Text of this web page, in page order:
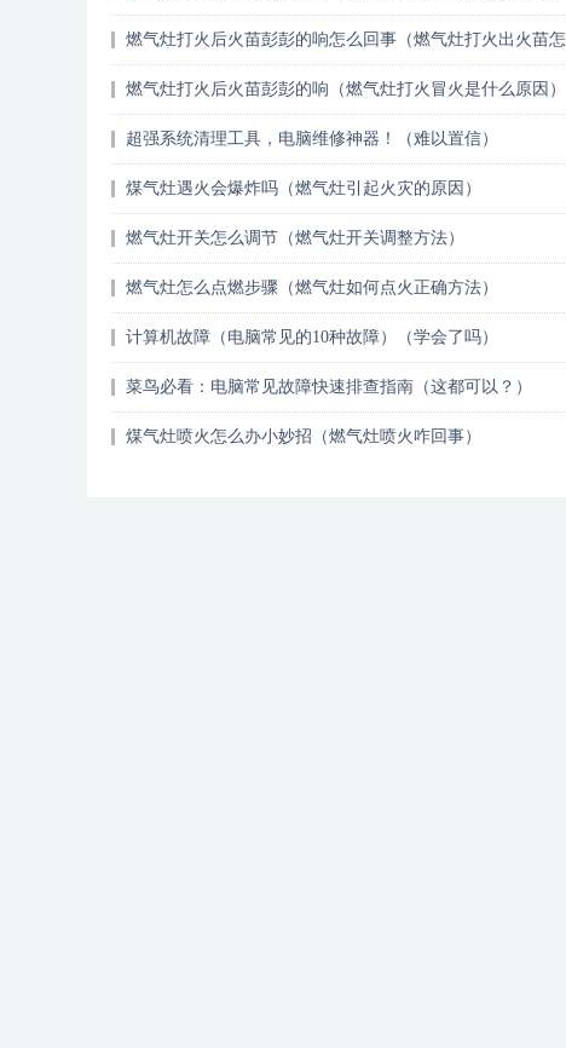
燃气灶打火后火苗彭彭的响怎么回事（燃气灶打火出火苗怎
燃气灶打火后火苗彭彭的响（燃气灶打火冒火是什么原因）
超强系统清理工具，电脑维修神器！（难以置信）
煤气灶遇火会爆炸吗（燃气灶引起火灾的原因）
燃气灶开关怎么调节（燃气灶开关调整方法）
燃气灶怎么点燃步骤（燃气灶如何点火正确方法）
计算机故障（电脑常见的10种故障）（学会了吗）
菜鸟必看：电脑常见故障快速排查指南（这都可以？）
煤气灶喷火怎么办小妙招（燃气灶喷火咋回事）